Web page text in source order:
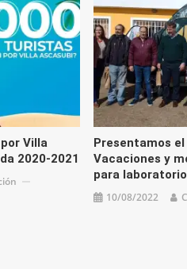
Villa
2020-2021
Presentamos
Vacaciones y
para
10/08/2022